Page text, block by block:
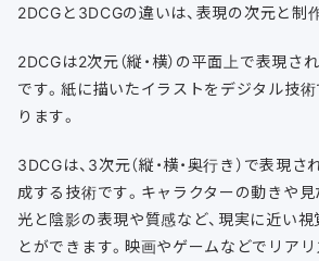
2DCGと3DCGの違いは、表現の次元と制
2DCGは2次元（縦・横）の平面上で表現さ
です。紙に描いたイラストをデジタル技
ります。
3DCGは、3次元（縦・横・奥行き）で表現
成する技術です。キャラクターの動きや見
光と陰影の表現や質感など、現実に近い
とができます。映画やゲームなどでリア